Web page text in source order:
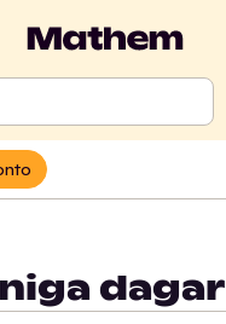
dagar